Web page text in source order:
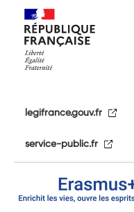
legifrance.gouv.fr
service-public.fr